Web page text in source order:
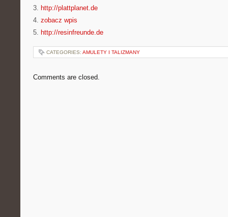
3. http://plattplanet.de
4. zobacz wpis
5. http://resinfreunde.de
CATEGORIES: AMULETY I TALIZMANY
Comments are closed.